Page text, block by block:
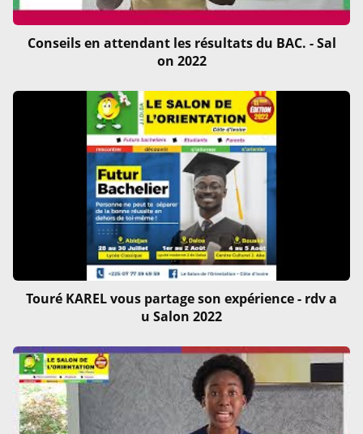
Conseils en attendant les résultats du BAC. - Sal
on 2022
Touré KAREL vous partage son expérience - rdv a
u Salon 2022